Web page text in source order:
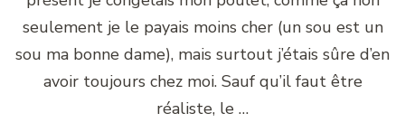
seulement je le payais moins cher (un sou est un
sou ma bonne dame), mais surtout j’étais sûre d’en
avoir toujours chez moi. Sauf qu’il faut être
réaliste, le …